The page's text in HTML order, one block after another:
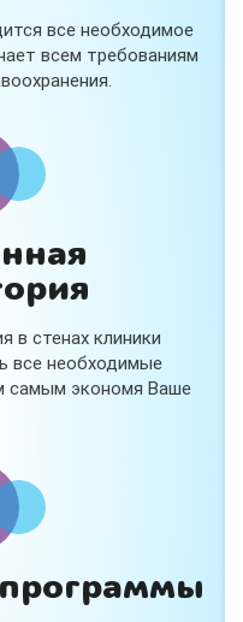
все необходимое
всем требованиям
в стенах клиники
все необходимые
самым экономя Ваше
Нет, спасибо
данных
Работает наСтримвуд